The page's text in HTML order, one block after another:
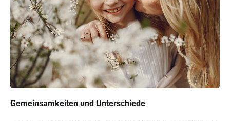
Gemeinsamkeiten und Unterschiede